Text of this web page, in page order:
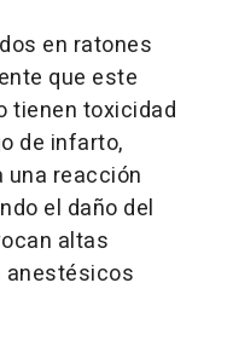
en ratones
que este
tienen toxicidad
de infarto,
reacción
el daño del
altas
anestésicos